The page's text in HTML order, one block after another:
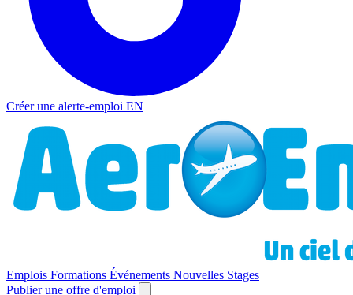
Créer une alerte-emploi EN
Emplois Formations Événements Nouvelles Stages
Publier une offre d'emploi